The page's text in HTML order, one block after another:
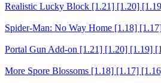
Realistic Lucky Block [1.21] [1.20]
Spider-Man: No Way Home [1.18]
Portal Gun Add-on [1.21] [1.20] [1.19]
More Spore Blossoms [1.18] [1.17]